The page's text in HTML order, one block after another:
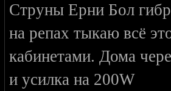
Струны Ерни Бол
на репах тыкаю всё
кабинетами. Дома
и усилка на 200W